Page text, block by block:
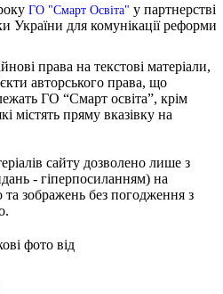
ГО "Смарт Освіта" у партнерстві
України для комунікації реформи
права на текстові матеріали,
авторського права, що
ГО “Смарт освіта”, крім
містять пряму вказівку на
сайту дозволено лише з
- гіперпосиланням) на
зображень без погодження з
фото від